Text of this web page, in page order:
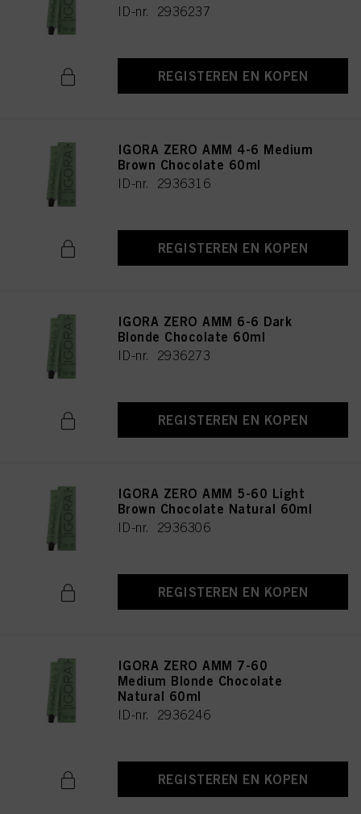
ID-nr. 2936237
REGISTEREN EN KOPEN
IGORA ZERO AMM 4-6 Medium
Brown Chocolate 60ml
ID-nr. 2936316
REGISTEREN EN KOPEN
IGORA ZERO AMM 6-6 Dark
Blonde Chocolate 60ml
ID-nr. 2936273
REGISTEREN EN KOPEN
IGORA ZERO AMM 5-60 Light
Brown Chocolate Natural 60ml
ID-nr. 2936306
REGISTEREN EN KOPEN
IGORA ZERO AMM 7-60
Medium Blonde Chocolate
Natural 60ml
ID-nr. 2936246
REGISTEREN EN KOPEN